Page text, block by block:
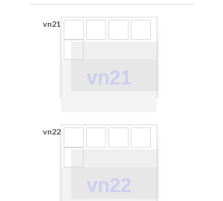
vn21
vn21
vn22
vn22